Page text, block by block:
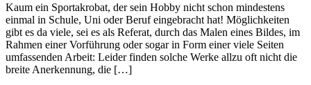
Kaum ein Sportakrobat, der sein Hobby nicht schon mindestens
einmal in Schule, Uni oder Beruf eingebracht hat! Möglichkeiten
gibt es da viele, sei es als Referat, durch das Malen eines Bildes, im
Rahmen einer Vorführung oder sogar in Form einer viele Seiten
umfassenden Arbeit: Leider finden solche Werke allzu oft nicht die
breite Anerkennung, die […]